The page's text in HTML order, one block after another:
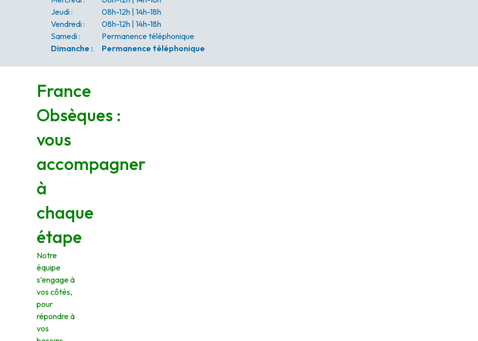
Jeudi:
08h-12h | 14h-18h
Vendredi:
08h-12h | 14h-18h
Samedi:
Permanence téléphonique
Dimanche : Permanence téléphonique
France
Obsèques :
vous
accompagner
à
chaque
étape
Notre
équipe
s’engage à
vos côtés,
pour
répondre à
vos